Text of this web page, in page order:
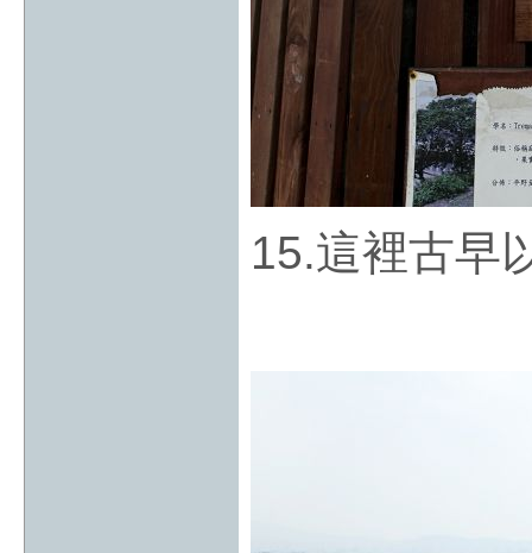
15.這裡古早